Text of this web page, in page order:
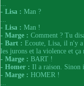
- Lisa : Man ?
- Lisa : Man !
- Marge : Comment ? Tu
- Bart : Ecoute, Lisa, il n'y a
les jurons et la violence et ça
- Marge : BART !
- Homer : Il a raison. Sinon
- Marge : HOMER !